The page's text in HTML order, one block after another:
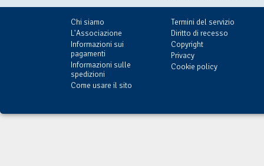
Chi siamo
L'Associazione
Informazioni sui
pagamenti
Informazioni sulle
spedizioni
Come usare il sito
Termini del servizio
Diritto di recesso
Copyright
Privacy
Cookie policy